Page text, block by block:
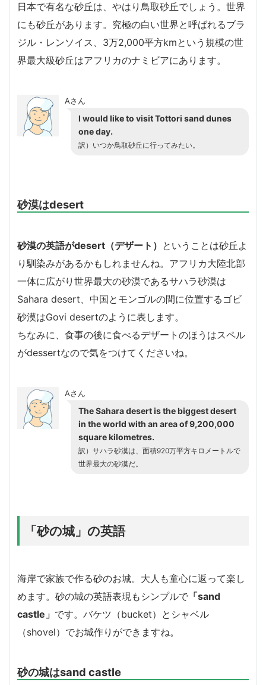
日本で有名な砂丘は、やはり鳥取砂丘でしょう。世界
にも砂丘があります。究極の白い世界と呼ばれるブラ
ジル・レンソイス、3万2,000平方kmという規模の世
界最大級砂丘はアフリカのナミビアにあります。
Aさん
I would like to visit Tottori sand dunes
one day.
訳）いつか鳥取砂丘に行ってみたい。
砂漠はdesert
砂漠の英語がdesert（デザート） ということは砂丘よ
り馴染みがあるかもしれませんね。アフリカ大陸北部
一体に広がり世界最大の砂漠であるサハラ砂漠は
Sahara desert、中国とモンゴルの間に位置するゴビ
砂漠はGovi desertのように表します。
ちなみに、食事の後に食べるデザートのほうはスペル
がdessertなので気をつけてくださいね。
Aさん
The Sahara desert is the biggest desert
in the world with an area of 9,200,000
square kilometres.
訳）サハラ砂漠は、面積920万平方キロメートルで
世界最大の砂漠だ。
「砂の城」の英語
海岸で家族で作る砂のお城。大人も童心に返って楽し
めます。砂の城の英語表現もシンプルで 「sand
castle」 です。バケツ（bucket）とシャベル
（shovel）でお城作りができますね。
砂の城はsand castle